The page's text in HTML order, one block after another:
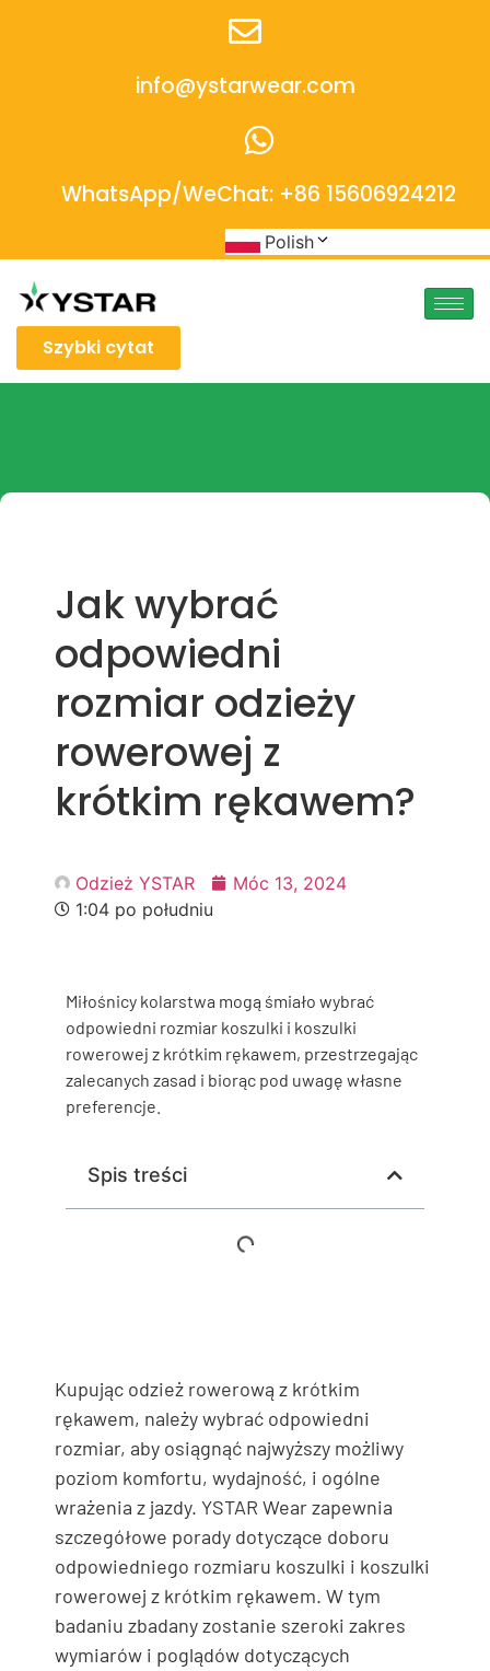
info@ystarwear.com
WhatsApp/WeChat: +86 15606924212
Polish
Szybki cytat
Jak wybrać
odpowiedni
rozmiar odzieży
rowerowej z
krótkim rękawem?
Odzież YSTAR
Móc 13, 2024
1:04 po południu
Miłośnicy kolarstwa mogą śmiało wybrać
odpowiedni rozmiar koszulki i koszulki
rowerowej z krótkim rękawem, przestrzegając
zalecanych zasad i biorąc pod uwagę własne
preferencje.
Spis treści
Kupując odzież rowerową z krótkim
rękawem, należy wybrać odpowiedni
rozmiar, aby osiągnąć najwyższy możliwy
poziom komfortu, wydajność, i ogólne
wrażenia z jazdy. YSTAR Wear zapewnia
szczegółowe porady dotyczące doboru
odpowiedniego rozmiaru koszulki i koszulki
rowerowej z krótkim rękawem. W tym
badaniu zbadany zostanie szeroki zakres
wymiarów i poglądów dotyczących